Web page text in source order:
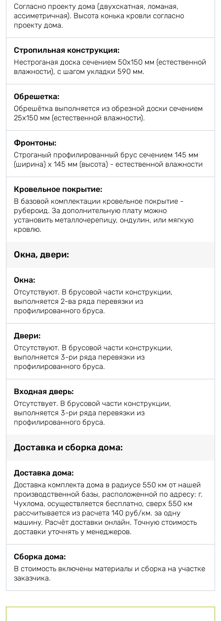
Согласно проекту дома (двухскатная, ломаная,
ассиметричная). Высота конька кровли согласно
проекту дома.
Стропильная конструкция:
Нестроганая доска сечением 50х150 мм (естественной
влажности), с шагом укладки 590 мм.
Обрешетка:
Обрешётка выполняется из обрезной доски сечением
25х150 мм (естественной влажности).
Фронтоны:
Строганый профилированный брус сечением 145 мм
(ширина) х 145 мм (высота) - естественной влажности
Кровельное покрытие:
В базовой комплектации кровельное покрытие -
рубероид. За дополнительную плату можно
установить металлочерепицу, ондулин, или мягкую
кровлю.
Окна, двери:
Окна:
Отсутствуют. В брусовой части конструкции,
выполняется 2-ва ряда перевязки из
профилированного бруса.
Двери:
Отсутствуют. В брусовой части конструкции,
выполняется 3-ри ряда перевязки из
профилированного бруса.
Входная дверь:
Отсутствует. В брусовой части конструкции,
выполняется 3-ри ряда перевязки из
профилированного бруса.
Доставка и сборка дома:
Доставка дома:
Доставка комплекта дома в радиусе 550 км от нашей
производственной базы, расположенной по адресу: г.
Чухлома, осуществляется бесплатно, сверх 550 км
рассчитывается из расчета 140 руб/км. за одну
машину. Расчёт доставки онлайн. Точную стоимость
доставки уточнять у менеджеров.
Сборка дома:
В стоимость включены материалы и сборка на участке
заказчика.